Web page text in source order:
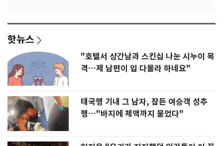
핫뉴스
"호텔서 상간남과 스킨십 나눈 시누이 목
격…제 남편이 입 다물라 하네요"
태국행 기내 그 남자, 잠든 여승객 성추
행…"바지에 체액까지 묻었다"